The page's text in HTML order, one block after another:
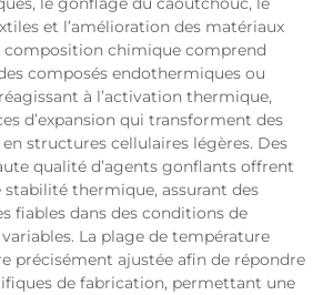
et l’amélioration des matériaux
composition chimique comprend
composés endothermiques ou
à l’activation thermique,
d’expansion qui transforment des
structures cellulaires légères. Des
qualité d’agents gonflants offrent
stabilité thermique, assurant des
fiables dans des conditions de
La plage de température
précisément ajustée afin de répondre
de fabrication, permettant une